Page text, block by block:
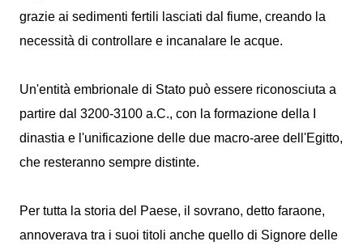
grazie ai sedimenti fertili lasciati dal fiume, creando la
necessità di controllare e incanalare le acque.
Un'entità embrionale di Stato può essere riconosciuta a
partire dal 3200-3100 a.C., con la formazione della I
dinastia e l'unificazione delle due macro-aree dell'Egitto,
che resteranno sempre distinte.
Per tutta la storia del Paese, il sovrano, detto faraone,
annoverava tra i suoi titoli anche quello di Signore delle